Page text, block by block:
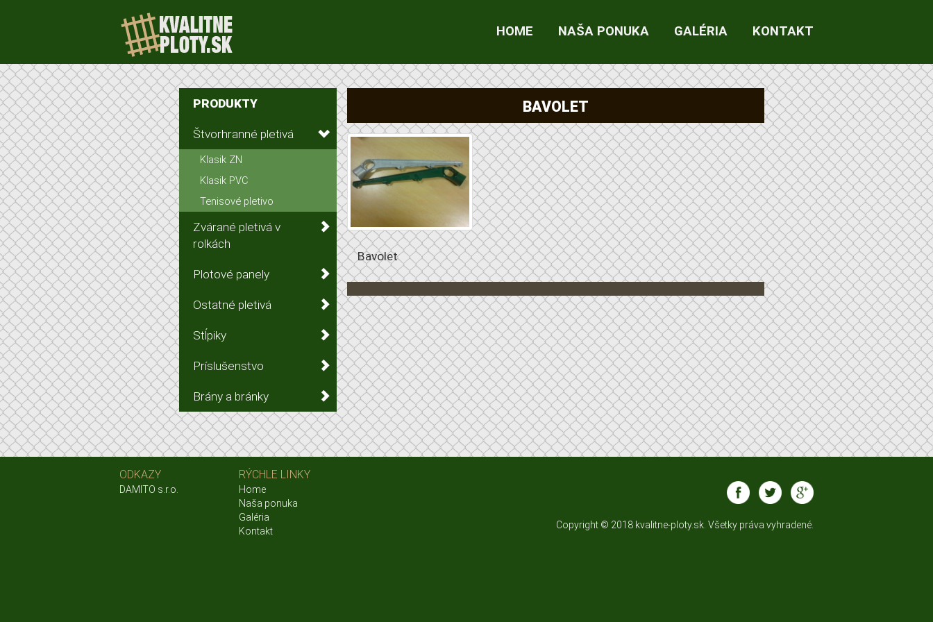
HOME NAŠA PONUKA GALÉRIA KONTAKT
PRODUKTY
Štvorhranné pletivá
Klasik ZN
Klasik PVC
Tenisové pletivo
Zvárané pletivá v
rolkách
Plotové panely
Ostatné pletivá
Stĺpiky
Príslušenstvo
Brány a bránky
BAVOLET
Bavolet
ODKAZY
DAMITO s.r.o.
RÝCHLE LINKY
Home
Naša ponuka
Galéria
Kontakt
Copyright © 2018 kvalitne-ploty.sk. Všetky práva vyhradené.